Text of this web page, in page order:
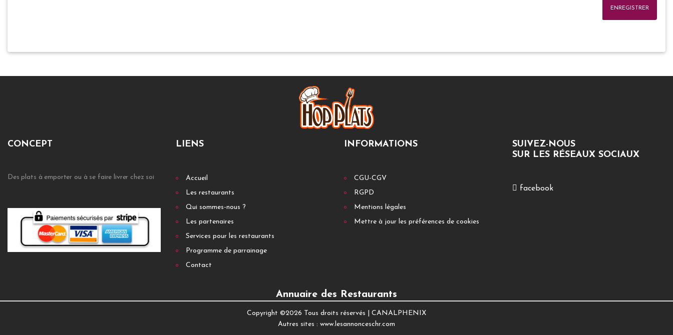
ENREGISTRER
CONCEPT
Des plats à emporter ou à se faire livrer chez soi
LIENS
Accueil
Les restaurants
Qui sommes-nous ?
Les partenaires
Services pour les restaurants
Programme de parrainage
Contact
INFORMATIONS
CGU-CGV
RGPD
Mentions légales
Mettre à jour les préférences de cookies
SUIVEZ-NOUS
SUR LES RÉSEAUX SOCIAUX
facebook
Annuaire des Restaurants
Copyright ©2026 Tous droits réservés | CANALPHENIX
Autres sites : www.lesannonceschr.com